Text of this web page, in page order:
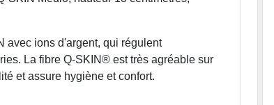
avec ions d'argent, qui régulent
La fibre Q-SKIN® est très agréable sur
et assure hygiène et confort.